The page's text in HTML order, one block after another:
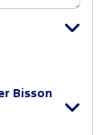
Bisson